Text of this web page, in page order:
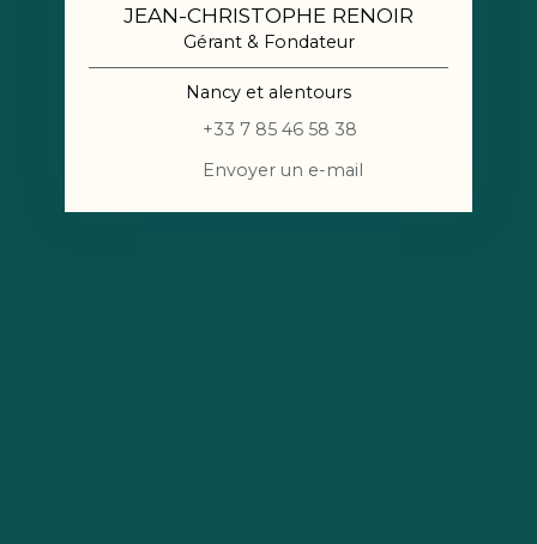
JEAN-CHRISTOPHE RENOIR
Gérant & Fondateur
Nancy et alentours
+33 7 85 46 58 38
Envoyer un e-mail